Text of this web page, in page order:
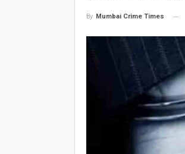
By Mumbai Crime Times